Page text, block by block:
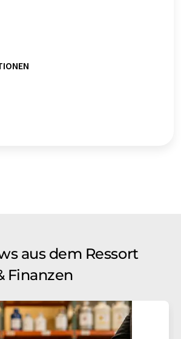
aus dem Ressort
Finanzen